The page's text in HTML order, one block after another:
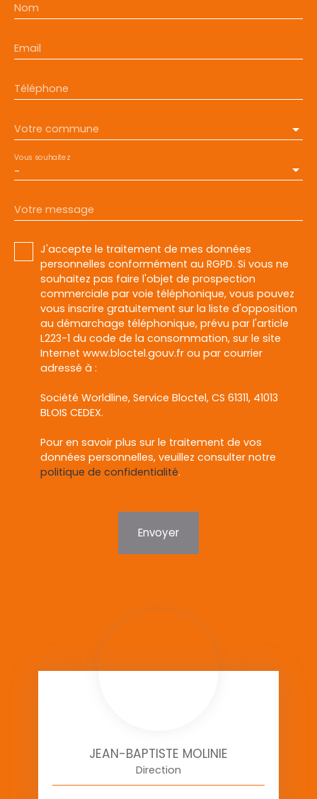
Nom
Email
Téléphone
Votre commune
-
Vous souhaitez
Votre message
J'accepte le traitement de mes données
personnelles conformément au RGPD. Si vous ne
souhaitez pas faire l'objet de prospection
commerciale par voie téléphonique, vous pouvez
vous inscrire gratuitement sur la liste d'opposition
au démarchage téléphonique, prévu par l'article
L223-1 du code de la consommation, sur le site
Internet www.bloctel.gouv.fr ou par courrier
adressé à :
Société Worldline, Service Bloctel, CS 61311, 41013
BLOIS CEDEX.
Pour en savoir plus sur le traitement de vos
données personnelles, veuillez consulter notre
politique de confidentialité.
Envoyer
JEAN-BAPTISTE MOLINIE
Direction